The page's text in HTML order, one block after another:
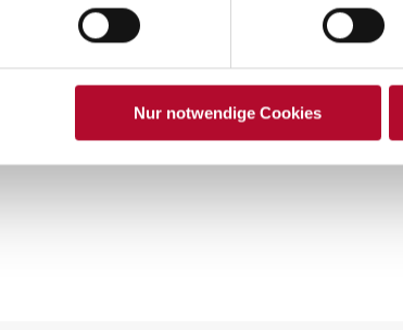
Nur notwendige Cookies